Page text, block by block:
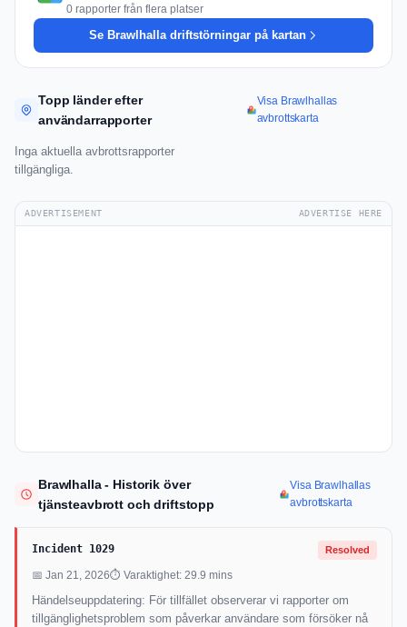
0 rapporter från flera platser
Se Brawlhalla driftstörningar på kartan
Topp länder efter
användarrapporter
Visa Brawlhallas
avbrottskarta
Inga aktuella avbrottsrapporter
tillgängliga.
ADVERTISEMENT ADVERTISE HERE
Brawlhalla - Historik över
tjänsteavbrott och driftstopp
Visa Brawlhallas
avbrottskarta
Incident 1029 Resolved
📅 Jan 21, 2026⏱ Varaktighet: 29.9 mins
Händelseuppdatering: För tillfället observerar vi rapporter om
tillgänglighetsproblem som påverkar användare som försöker nå